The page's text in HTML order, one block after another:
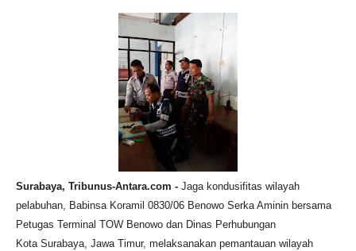
Surabaya, Tribunus-Antara.com - Jaga kondusifitas wilayah
pelabuhan, Babinsa Koramil 0830/06 Benowo Serka Aminin bersama
Petugas Terminal TOW Benowo dan Dinas Perhubungan
Kota Surabaya, Jawa Timur, melaksanakan pemantauan wilayah